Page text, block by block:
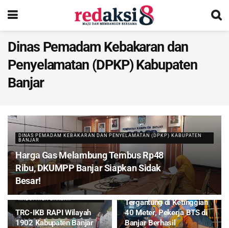
Dinas Pemadam Kebakaran dan
Penyelamatan (DPKP) Kabupaten
Banjar
DINAS PEMADAM KEBAKARAN DAN PENYELAMATAN (DPKP) KABUPATEN
BANJAR
Harga Gas Melambung Tembus Rp48
Ribu, DKUMPP Banjar Siapkan Sidak
Besar!
BADAN PENANGGULANGAN
BENCANA DAERAH (BPBD)
KABUPATEN BANJAR
TRC-IKB RAPI Wilayah
1902 Kabupaten Banjar
DINAS PEMADAM KEBAKARAN
DAN PENYELAMATAN (DPKP)
KABUPATEN BANJAR
Tergantung di Ketinggian
40 Meter, Pekerja BTS di
Banjar Berhasil